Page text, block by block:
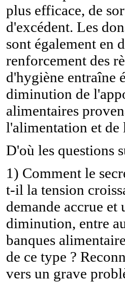
plus efficace, de
d'excédent. Les
sont également en
renforcement des
d'hygiène entraîne
diminution de
alimentaires
l'alimentation et
D'où les questions
1) Comment le
t-il la tension
demande accrue et
diminution, entre
banques
de ce type ?
vers un grave